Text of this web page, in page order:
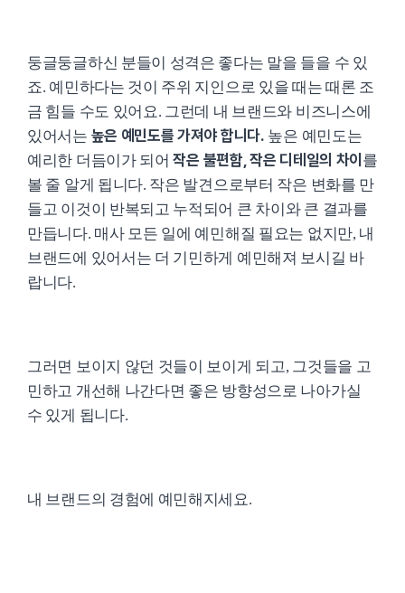
둥글둥글하신 분들이 성격은 좋다는 말을 들을 수 있
죠. 예민하다는 것이 주위 지인으로 있을 때는 때론 조
금 힘들 수도 있어요. 그런데 내 브랜드와 비즈니스에
있어서는 높은 예민도를 가져야 합니다. 높은 예민도는
예리한 더듬이가 되어작은 불편함, 작은 디테일의 차이 를
볼 줄 알게 됩니다. 작은 발견으로부터 작은 변화를 만
들고 이것이 반복되고 누적되어 큰 차이와 큰 결과를
만듭니다. 매사 모든 일에 예민해질 필요는 없지만, 내
브랜드에 있어서는 더 기민하게 예민해져 보시길 바
랍니다.
그러면 보이지 않던 것들이 보이게 되고, 그것들을 고
민하고 개선해 나간다면 좋은 방향성으로 나아가실
수 있게 됩니다.
내 브랜드의 경험에 예민해지세요.